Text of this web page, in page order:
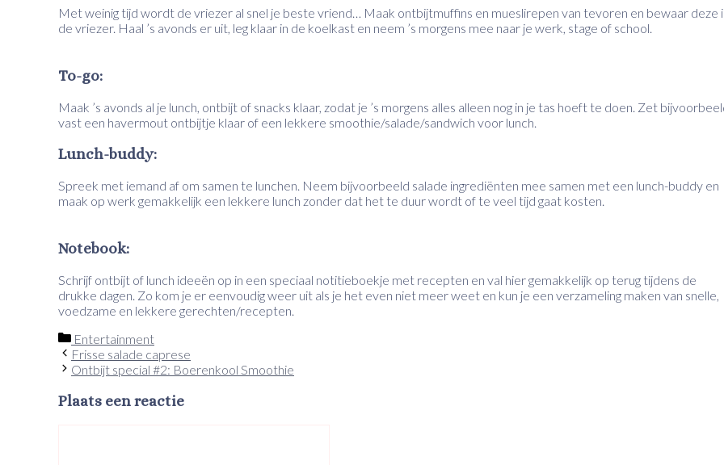
Met weinig tijd wordt de vriezer al snel je beste vriend… Maak ontbijtmuffins en mueslirepen van tevoren en bewaar deze
de vriezer. Haal ’s avonds er uit, leg klaar in de koelkast en neem ’s morgens mee naar je werk, stage of school.
To-go:
Maak ’s avonds al je lunch, ontbijt of snacks klaar, zodat je ’s morgens alles alleen nog in je tas hoeft te doen. Zet
vast een havermout ontbijtje klaar of een lekkere smoothie/salade/sandwich voor lunch.
Lunch-buddy:
Spreek met iemand af om samen te lunchen. Neem bijvoorbeeld salade ingrediënten mee samen met een lunch-buddy en
maak op werk gemakkelijk een lekkere lunch zonder dat het te duur wordt of te veel tijd gaat kosten.
Notebook:
Schrijf ontbijt of lunch ideeën op in een speciaal notitieboekje met recepten en val hier gemakkelijk op terug tijdens de
drukke dagen. Zo kom je er eenvoudig weer uit als je het even niet meer weet en kun je een verzameling maken van snelle,
voedzame en lekkere gerechten/recepten.
Categorieën
Entertainment
Frisse salade caprese
Ontbijt special #2: Boerenkool Smoothie
Plaats een reactie